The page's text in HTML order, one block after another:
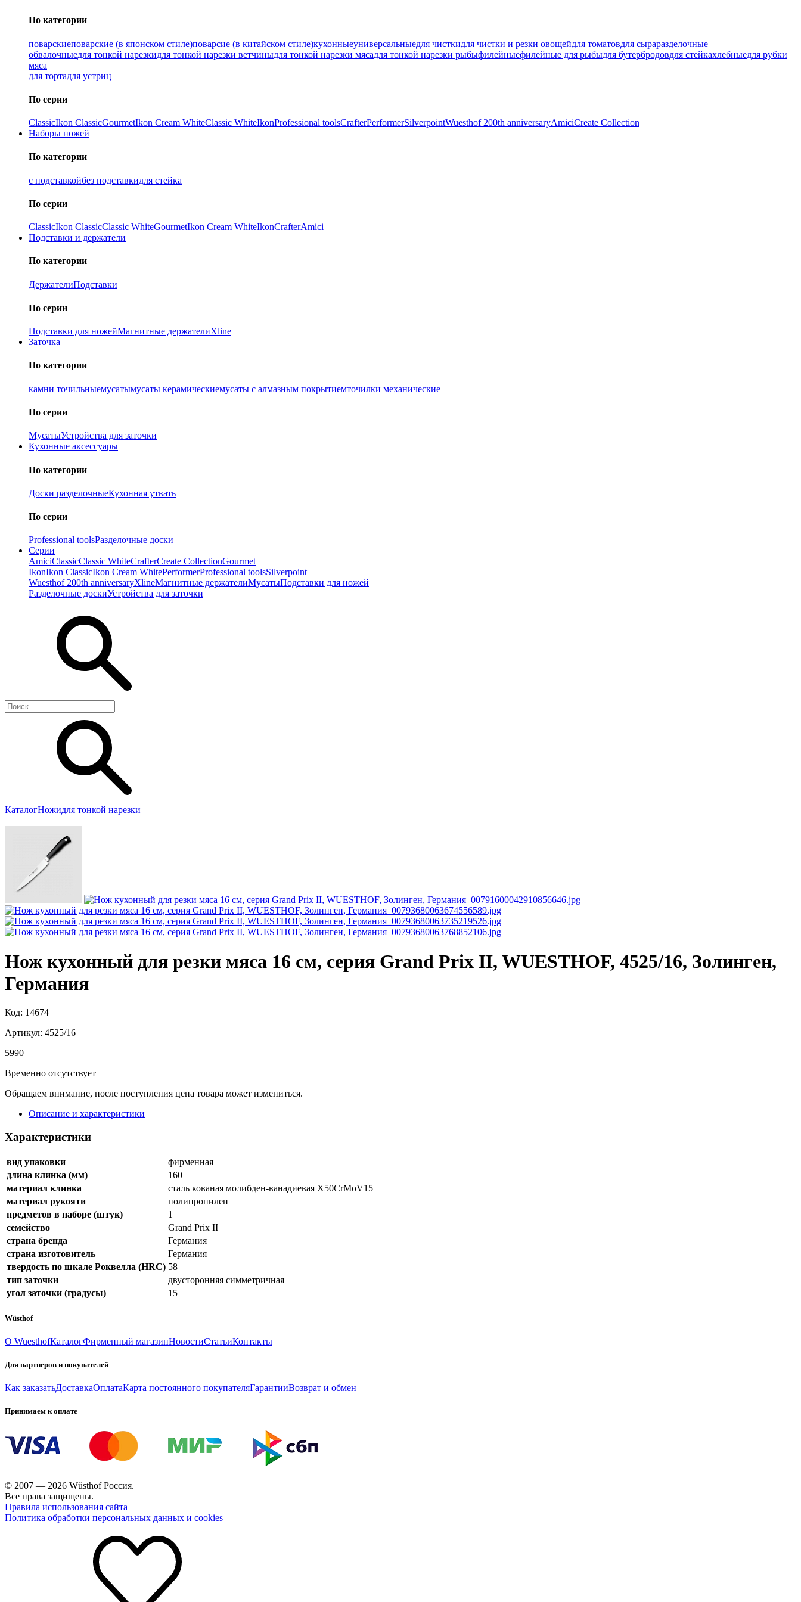
По категории
поварскиеповарские (в японском стиле)поварсие (в китайском стиле)кухонныеуниверсальныедля чисткидля чистки и резки овощейдля томатовдля сыраразделочные
обвалочныедля тонкой нарезкидля тонкой нарезки ветчиныдля тонкой нарезки мясадля тонкой нарезки рыбыфилейныефилейные для рыбыдля бутербродовдля стейкахлебныедля рубки
мяса
для тортадля устриц
По серии
ClassicIkon ClassiсGourmetIkon Cream WhiteClassic WhiteIkonProfessional toolsCrafterPerformerSilverpointWuesthof 200th anniversaryAmiciCreate Collection
Наборы ножей
По категории
с подставкойбез подставкидля стейка
По серии
ClassicIkon ClassiсClassic WhiteGourmetIkon Cream WhiteIkonCrafterAmici
Подставки и держатели
По категории
ДержателиПодставки
По серии
Подставки для ножейМагнитные держателиXline
Заточка
По категории
камни точильныемусатымусаты керамическиемусаты с алмазным покрытиемточилки механические
По серии
МусатыУстройства для заточки
Кухонные аксессуары
По категории
Доски разделочныеКухонная утвать
По серии
Professional toolsРазделочные доски
Серии
AmiciClassicClassic WhiteCrafterCreate CollectionGourmet
IkonIkon ClassiсIkon Cream WhitePerformerProfessional toolsSilverpoint
Wuesthof 200th anniversaryXlineМагнитные держателиМусатыПодставки для ножей
Разделочные доскиУстройства для заточки
КаталогНожидля тонкой нарезки
Нож кухонный для резки мяса 16 см, серия Grand Prix II, WUESTHOF, 4525/16, Золинген,
Германия
Код: 14674
Артикул: 4525/16
5990
Временно отсутствует
Обращаем внимание, после поступления цена товара может измениться.
Описание и характеристики
Характеристики
вид упаковки
фирменная
длина клинка (мм)
160
материал клинка
сталь кованая молибден-ванадиевая X50CrMoV15
материал рукояти
полипропилен
предметов в наборе (штук)
1
семейство
Grand Prix II
страна бренда
Германия
страна изготовитель
Германия
твердость по шкале Роквелла (HRC) 58
тип заточки
двусторонняя симметричная
угол заточки (градусы)
15
Wüsthof
О WuesthofКаталогФирменный магазинНовостиСтатьиКонтакты
Для партнеров и покупателей
Как заказатьДоставкаОплатаКарта постоянного покупателяГарантииВозврат и обмен
Принимаем к оплате
© 2007 — 2026 Wüsthof Россия.
Все права защищены.
Правила использования сайта
Политика обработки персональных данных и cookies